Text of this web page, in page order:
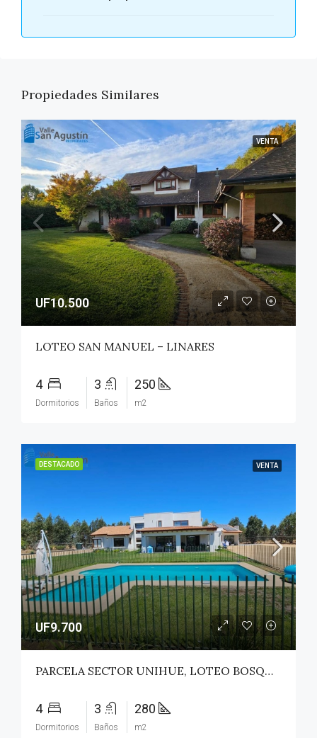
Propiedades Similares
VENTA
UF10.500
LOTEO SAN MANUEL – LINARES
4
Dormitorios
3
Baños
250
m2
DESTACADO VENTA
UF9.700
PARCELA SECTOR UNIHUE, LOTEO BOSQUES DEL VALLE – MAULE
4
Dormitorios
3
Baños
280
m2